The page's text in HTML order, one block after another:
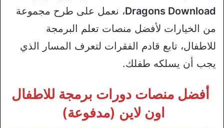
Dragons Download، نعمل على طرح مجموعة
من الخيارات لأفضل منصات تعلم البرمجة
للاطفال، تابع قادم الفقرات لتعرف المسار الذي
يجب أن يسلكه طفلك.
أفضل منصات دورات برمجة للاطفال
اون لاين (مدفوعة)